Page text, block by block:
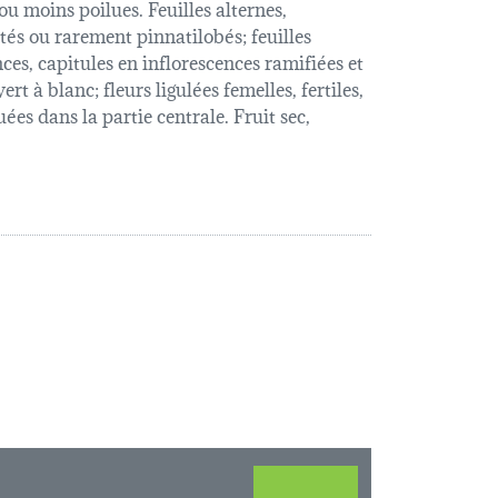
moins poilues. Feuilles alternes,
ou rarement pinnatilobés; feuilles
capitules en inflorescences ramifiées et
à blanc; fleurs ligulées femelles, fertiles,
dans la partie centrale. Fruit sec,